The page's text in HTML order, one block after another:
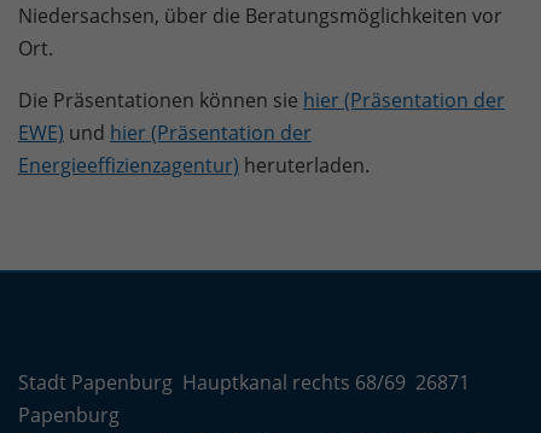
Niedersachsen, über die Beratungsmöglichkeiten vor
Ort.
Die Präsentationen können sie hier (Präsentation der
EWE) und hier (Präsentation der
Energieeffizienzagentur) heruterladen.
Stadt Papenburg Hauptkanal rechts 68/69 26871
Papenburg